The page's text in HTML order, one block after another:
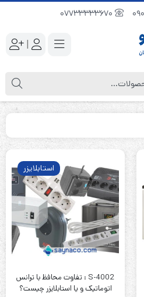
|
استابلایزر
S-4002 : تفاوت محافظ با ترانس
اتوماتیک و یا استابلایزر چیست؟